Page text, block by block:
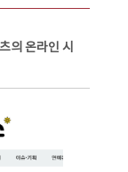
의 온라인 시